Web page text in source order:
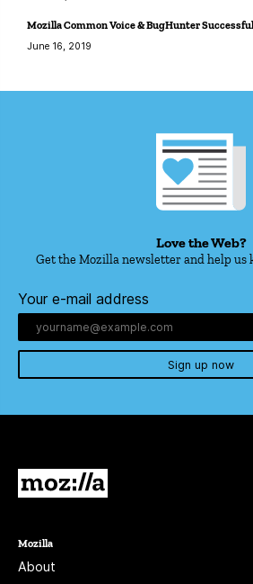
Mozilla Common Voice & BugHunter
June 16, 2019
Love the Web?
Get the Mozilla newsletter and help us
Your e-mail address
Sign up now
Mozilla
About